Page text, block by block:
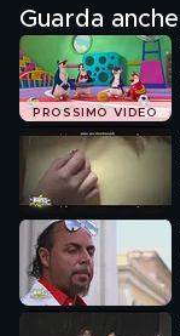
Guarda anche
PROSSIMO VIDEO